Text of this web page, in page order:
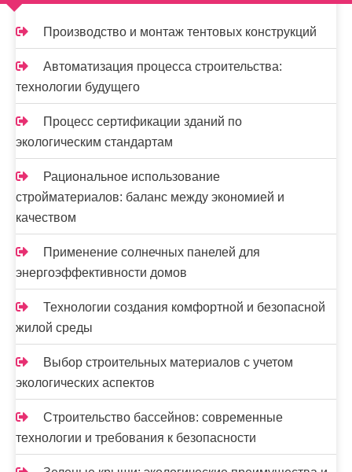
п
и
с
я
м
Производство и монтаж тентовых конструкций
Автоматизация процесса строительства:
технологии будущего
Процесс сертификации зданий по
экологическим стандартам
Рациональное использование
стройматериалов: баланс между экономией и
качеством
Применение солнечных панелей для
энергоэффективности домов
Технологии создания комфортной и безопасной
жилой среды
Выбор строительных материалов с учетом
экологических аспектов
Строительство бассейнов: современные
технологии и требования к безопасности